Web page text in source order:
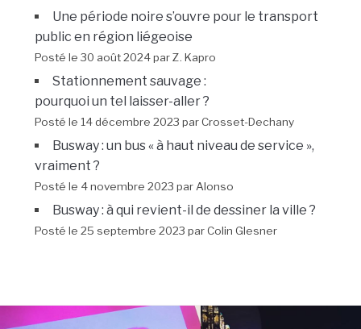
Une période noire s’ouvre pour le transport
public en région liégeoise
Posté le 30 août 2024 par Z. Kapro
Stationnement sauvage :
pourquoi un tel laisser-aller ?
Posté le 14 décembre 2023 par Crosset-Dechany
Busway : un bus « à haut niveau de service »,
vraiment ?
Posté le 4 novembre 2023 par Alonso
Busway : à qui revient-il de dessiner la ville ?
Posté le 25 septembre 2023 par Colin Glesner